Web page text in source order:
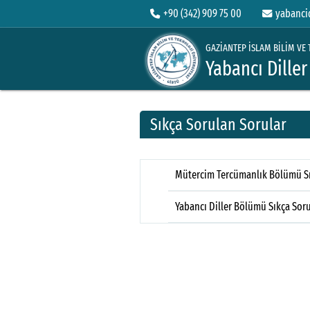
+90 (342) 909 75 00
GAZİANTEP İSLAM BİLİM VE
Yabancı
Sıkça Sorulan Sorular
Mütercim Tercümanlık Bölümü
Yabancı Diller Bölümü Sıkça